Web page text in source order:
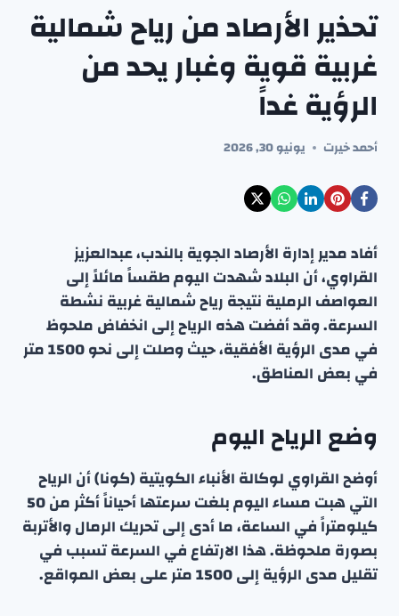
تحذير الأرصاد من رياح شمالية
غربية قوية وغبار يحد من
الرؤية غداً
أحمد خيرت يونيو 30, 2026
أفاد مدير إدارة الأرصاد الجوية بالندب، عبدالعزيز
القراوي، أن البلاد شهدت اليوم طقساً مائلاً إلى
العواصف الرملية نتيجة رياح شمالية غربية نشطة
السرعة. وقد أفضت هذه الرياح إلى انخفاض ملحوظ
في مدى الرؤية الأفقية، حيث وصلت إلى نحو 1500 متر
في بعض المناطق.
وضع الرياح اليوم
أوضح القراوي لوكالة الأنباء الكويتية (كونا) أن الرياح
التي هبت مساء اليوم بلغت سرعتها أحياناً أكثر من 50
كيلومتراً في الساعة، ما أدى إلى تحريك الرمال والأتربة
بصورة ملحوظة. هذا الارتفاع في السرعة تسبب في
تقليل مدى الرؤية إلى 1500 متر على بعض المواقع.